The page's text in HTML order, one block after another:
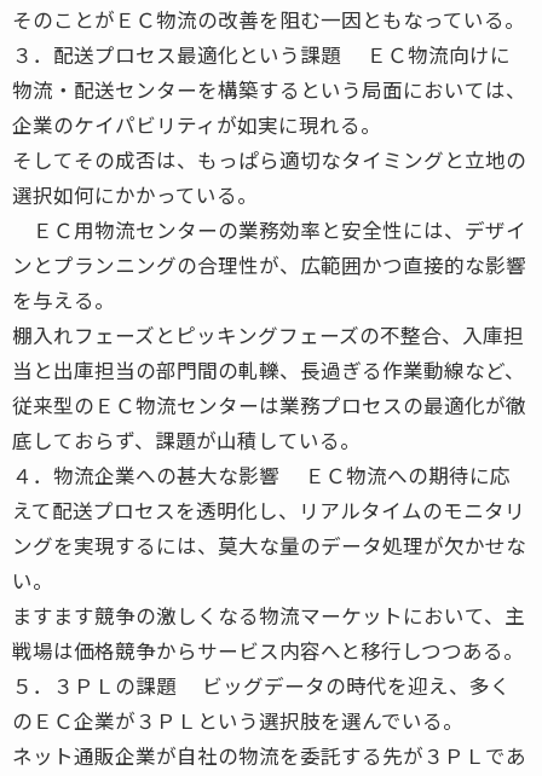
そのことがＥＣ物流の改善を阻む一因ともなっている。
３．配送プロセス最適化という課題 ＥＣ物流向けに
物流・配送センターを構築するという局面においては、
企業のケイパビリティが如実に現れる。
そしてその成否は、もっぱら適切なタイミングと立地の
選択如何にかかっている。
ＥＣ用物流センターの業務効率と安全性には、デザイ
ンとプランニングの合理性が、広範囲かつ直接的な影響
を与える。
棚入れフェーズとピッキングフェーズの不整合、入庫担
当と出庫担当の部門間の軋轢、長過ぎる作業動線など、
従来型のＥＣ物流センターは業務プロセスの最適化が徹
底しておらず、課題が山積している。
４．物流企業への甚大な影響 ＥＣ物流への期待に応
えて配送プロセスを透明化し、リアルタイムのモニタリ
ングを実現するには、莫大な量のデータ処理が欠かせな
い。
ますます競争の激しくなる物流マーケットにおいて、主
戦場は価格競争からサービス内容へと移行しつつある。
５．３ＰＬの課題 ビッグデータの時代を迎え、多く
のＥＣ企業が３ＰＬという選択肢を選んでいる。
ネット通販企業が自社の物流を委託する先が３ＰＬであ